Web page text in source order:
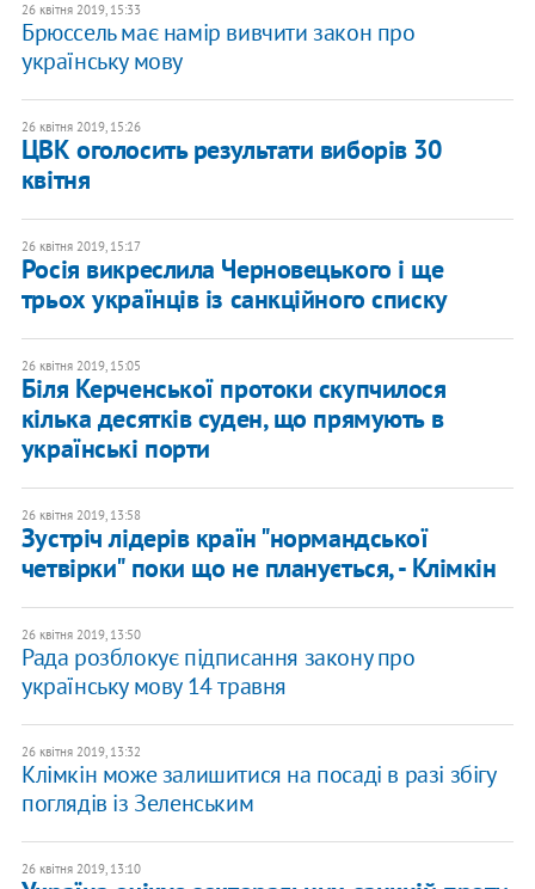
26 квітня 2019, 15:33
Брюссель має намір вивчити закон про
українську мову
26 квітня 2019, 15:26
ЦВК оголосить результати виборів 30
квітня
26 квітня 2019, 15:17
Росія викреслила Черновецького і ще
трьох українців із санкційного списку
26 квітня 2019, 15:05
Біля Керченської протоки скупчилося
кілька десятків суден, що прямують в
українські порти
26 квітня 2019, 13:58
Зустріч лідерів країн "нормандської
четвірки" поки що не планується, - Клімкін
26 квітня 2019, 13:50
Рада розблокує підписання закону про
українську мову 14 травня
26 квітня 2019, 13:32
Клімкін може залишитися на посаді в разі збігу
поглядів із Зеленським
26 квітня 2019, 13:10